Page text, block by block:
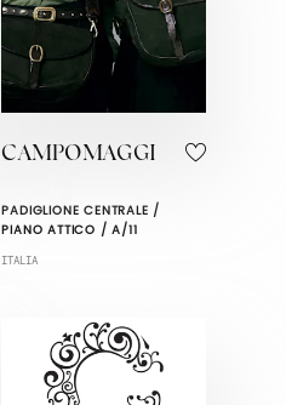
CAMPOMAGGI
PADIGLIONE CENTRALE /
PIANO ATTICO / A/11
ITALIA